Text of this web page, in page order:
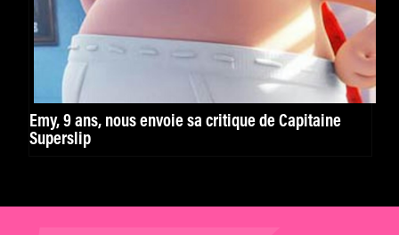
Emy, 9 ans, nous envoie sa critique de Capitaine
Superslip